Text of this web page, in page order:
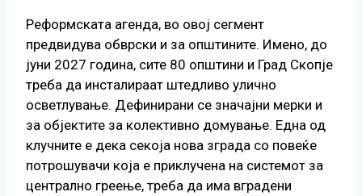
Реформската агенда, во овој сегмент
предвидува обврски и за општините. Имено, до
јуни 2027 година, сите 80 општини и Град Скопје
треба да инсталираат штедливо улично
осветлување. Дефинирани се значајни мерки и
за објектите за колективно домување. Една од
клучните е дека секоја нова зграда со повеќе
потрошувачи која е приклучена на системот за
централно греење, треба да има вградени